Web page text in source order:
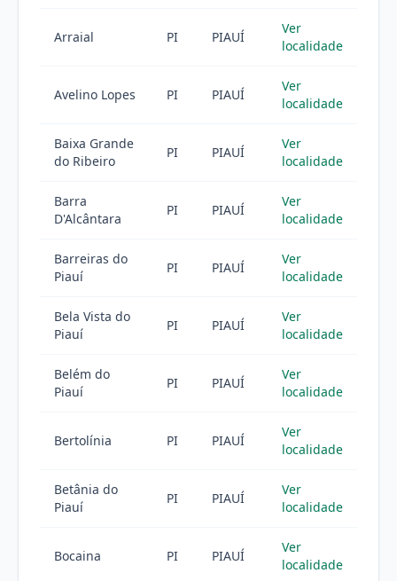
Arraial PI PIAUÍ
Ver
localidade
Avelino Lopes PI PIAUÍ
Ver
localidade
Baixa Grande
do Ribeiro
PI PIAUÍ
Ver
localidade
Barra
D'Alcântara
PI PIAUÍ
Ver
localidade
Barreiras do
Piauí
PI PIAUÍ
Ver
localidade
Bela Vista do
Piauí
PI PIAUÍ
Ver
localidade
Belém do
Piauí
PI PIAUÍ
Ver
localidade
Bertolínia PI PIAUÍ
Ver
localidade
Betânia do
Piauí
PI PIAUÍ
Ver
localidade
Bocaina PI PIAUÍ
Ver
localidade